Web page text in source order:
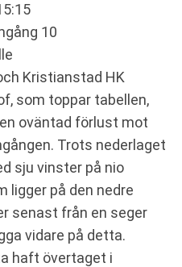
10
Kristianstad HK
som toppar tabellen,
oväntad förlust mot
Trots nederlaget
sju vinster på nio
ligger på den nedre
senast från en seger
vidare på detta.
haft övertaget i